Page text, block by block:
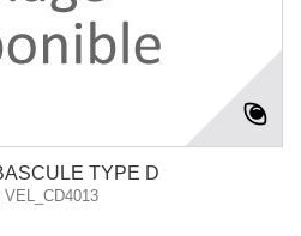
TYPE D
VEL_CD4013